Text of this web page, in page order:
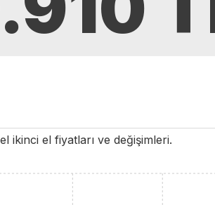
ikinci el fiyatları ve değişimleri.